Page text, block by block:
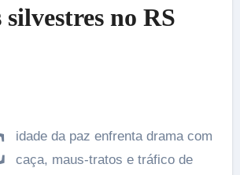
silvestres no RS
idade da paz enfrenta drama com
caça, maus-tratos e tráfico de